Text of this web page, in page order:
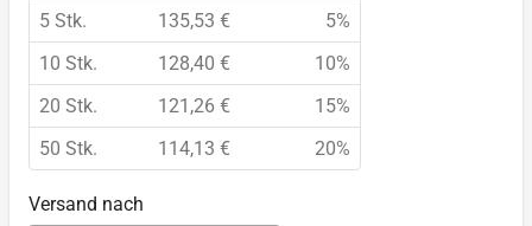
5 Stk. 135,53 €
5%
10 Stk.
128,40 €
10%
20 Stk.
121,26 €
15%
50 Stk.
114,13 € 20%
Versand nach